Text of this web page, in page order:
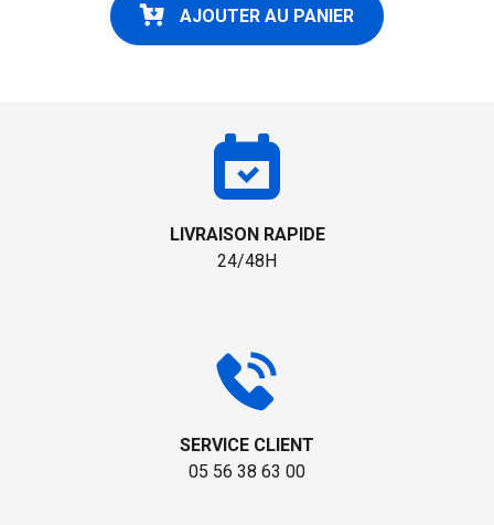
AJOUTER AU PANIER
LIVRAISON RAPIDE
24/48H
SERVICE CLIENT
05 56 38 63 00